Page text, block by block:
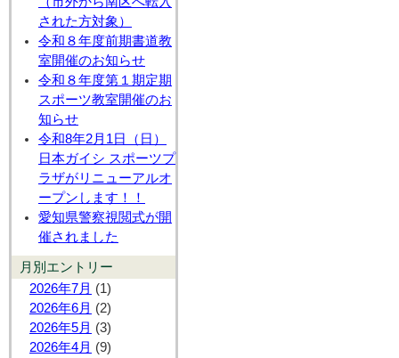
された方対象）
令和８年度前期書道教
室開催のお知らせ
令和８年度第１期定期
スポーツ教室開催のお
知らせ
令和8年2月1日（日）
日本ガイシ スポーツプ
ラザがリニューアルオ
ープンします！！
愛知県警察視閲式が開
催されました
月別エントリー
2026年7月 (1)
2026年6月 (2)
2026年5月 (3)
2026年4月 (9)